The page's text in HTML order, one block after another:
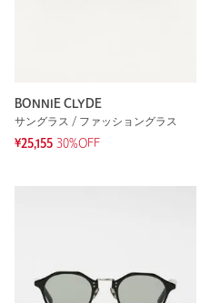
BONNIE CLYDE
サングラス / ファッショングラス
¥25,155 30%OFF